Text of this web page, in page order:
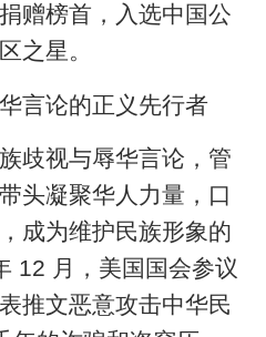
赠榜首，入选中国公
之星。
论的正义先行者
视与辱华言论，管
头凝聚华人力量，口
成为维护民族形象的
12 月，美国国会参议
推文恶意攻击中华民